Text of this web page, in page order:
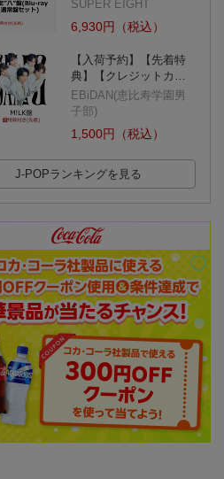
SUPER EIGHT
6,930円（税込）
【入荷予約】【先着特
典】【クレジットカ…
EBiDAN(恵比寿学園男
子部)
1,500円（税込）
J-POPランキングを見る